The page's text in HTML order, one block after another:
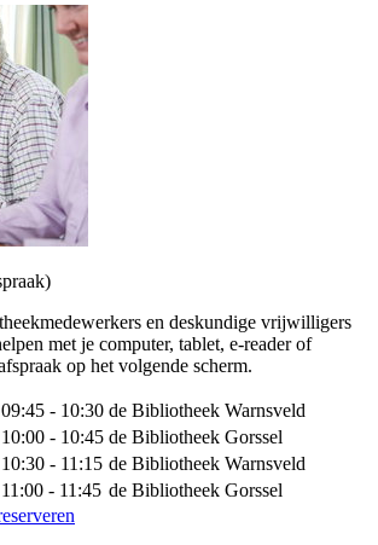
en deskundige vrijwilligers
met je computer, tablet, e-reader of
op het volgende scherm.
09:45 - 10:30 de Bibliotheek Warnsveld
10:00 - 10:45 de Bibliotheek Gorssel
10:30 - 11:15 de Bibliotheek Warnsveld
11:00 - 11:45 de Bibliotheek Gorssel